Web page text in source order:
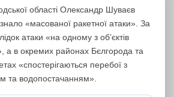
області Олександр Шуваєв
«масованої ракетної атаки». За
атаки «на одному з об’єктів
а в окремих районах Бєлгорода та
«спостерігаються перебої з
та водопостачанням».